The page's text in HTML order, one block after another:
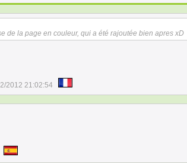
de la page en couleur, qui a été rajoutée bien apres xD
2012 21:02:54